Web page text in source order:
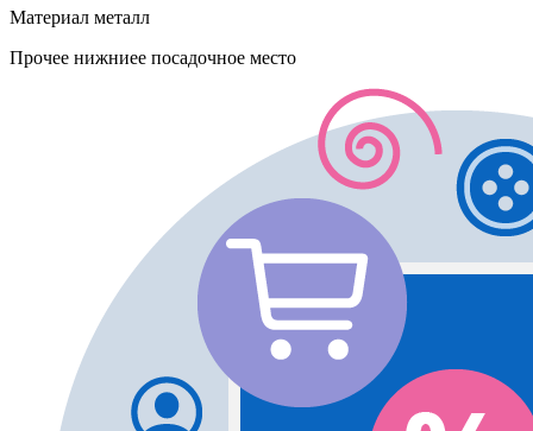
Материал металл
Прочее нижниее посадочное место